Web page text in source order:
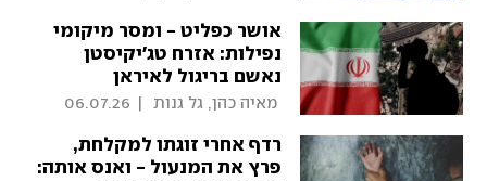
אושר כפליט - ומסר מיקומי
נפילות: אזרח טג'יקיסטן
נאשם בריגול לאיראן
מאיה כהן, גל גנות 06.07.26
רדף אחרי זוגתו למקלחת,
פרץ את המנעול - ואנס אותה: